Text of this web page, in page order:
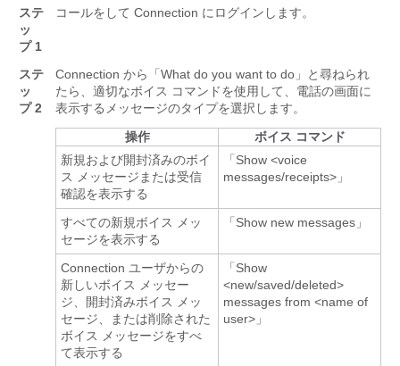
ステ
ッ
プ 1
コールをして Connection にログインします。
ステ
ッ
プ 2
Connection から「What do you want to do」と尋ねられ
たら、適切なボイス コマンドを使用して、電話の画面に
表示するメッセージのタイプを選択します。
操作
ボイス コマンド
新規および開封済みのボイ
ス メッセージまたは受信
確認を表示する
「Show <voice
messages/receipts>」
すべての新規ボイス メッ
セージを表示する
「Show new messages」
Connection ユーザからの
新しいボイス メッセー
ジ、開封済みボイス メッ
セージ、または削除された
ボイス メッセージをすべ
て表示する
「Show
<new/saved/deleted>
messages from <name of
user>」